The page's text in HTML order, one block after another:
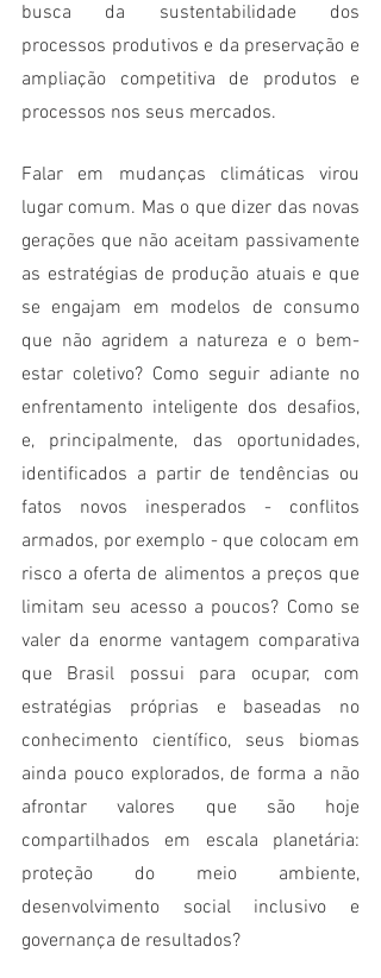
busca da sustentabilidade dos
processos produtivos e da preservação e
ampliação competitiva de produtos e
processos nos seus mercados.
Falar em mudanças climáticas virou
lugar comum. Mas o que dizer das novas
gerações que não aceitam passivamente
as estratégias de produção atuais e que
se engajam em modelos de consumo
que não agridem a natureza e o bem-
estar coletivo? Como seguir adiante no
enfrentamento inteligente dos desafios,
e, principalmente, das oportunidades,
identificados a partir de tendências ou
fatos novos inesperados - conflitos
armados, por exemplo - que colocam em
risco a oferta de alimentos a preços que
limitam seu acesso a poucos? Como se
valer da enorme vantagem comparativa
que Brasil possui para ocupar, com
estratégias próprias e baseadas no
conhecimento científico, seus biomas
ainda pouco explorados, de forma a não
afrontar valores que são hoje
compartilhados em escala planetária:
proteção do meio ambiente,
desenvolvimento social inclusivo e
governança de resultados?